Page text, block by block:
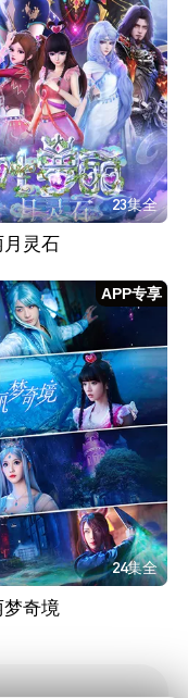
23集全
灵石
APP专享
24集全
梦奇境